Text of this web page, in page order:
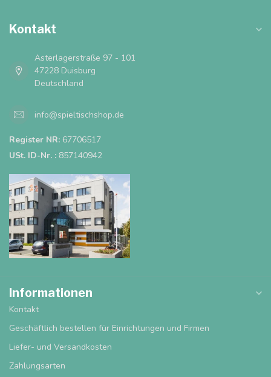
Kontakt
Asterlagerstraße 97 - 101
47228 Duisburg
Deutschland
info@spieltischshop.de
Register NR: 67706517
USt. ID-Nr. : 857140942
Informationen
Kontakt
Geschäftlich bestellen für Einrichtungen und Firmen
Liefer- und Versandkosten
Zahlungsarten